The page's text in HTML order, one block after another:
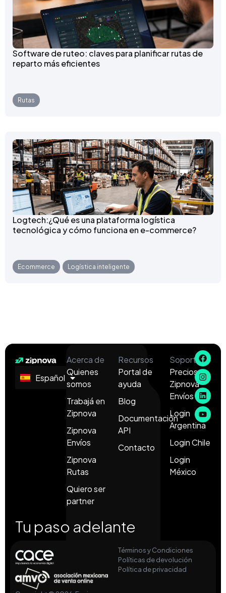
Software de ruteo: claves para planificar rutas de
reparto más eficientes
Rutas
Logtech:¿Qué es una plataforma logística
tecnológica y cómo funciona en e-commerce?
Ecommerce Logística inteligente
Español
English
Acerca de
Quienes
somos
Trabajá en
Zipnova
Zipnova
Envíos
Zipnova
Rutas
Quiero ser
partner
Recursos
Portal de
ayuda
Blog
Documentación
API
Contacto
Soporte
Precios
Zipnova
Envíos
Login
Argentina
Login Chile
Login
México
Tu paso adelante
Términos y Condiciones
Políticas de devolución
Política de privacidad